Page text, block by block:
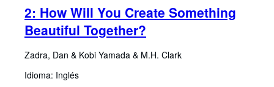
2: How Will You Create Something
Beautiful Together?
Zadra, Dan & Kobi Yamada & M.H. Clark
Idioma: Inglés